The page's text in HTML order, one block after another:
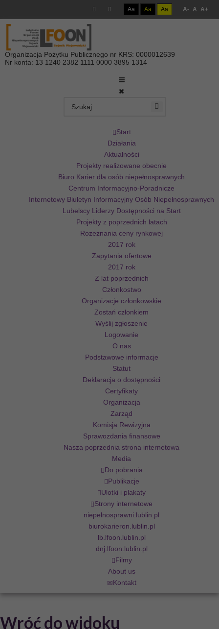
Aa Aa Aa A- A A+
Organizacja Pożytku Publicznego nr KRS: 0000012639
Nr konta: 13 1240 2382 1111 0000 3895 1314
Start
Działania
Aktualności
Projekty realizowane obecnie
Biuro Karier dla osób niepełnosprawnych
Centrum Informacyjno-Poradnicze
Internetowy Biuletyn Informacyjny Osób Niepełnosprawnych
Lubelscy Liderzy Dostępności na Start
Projekty z poprzednich latach
Rozeznania ceny rynkowej
2017 rok
Zapytania ofertowe
2017 rok
Z lat poprzednich
Członkostwo
Organizacje członkowskie
Zostań członkiem
Wyślij zgłoszenie
Logowanie
O nas
Podstawowe informacje
Statut
Deklaracja o dostępności
Certyfikaty
Organizacja
Zarząd
Komisja Rewizyjna
Sprawozdania finansowe
Nasza poprzednia strona internetowa
Media
Do pobrania
Publikacje
Ulotki i plakaty
Strony internetowe
niepelnosprawni.lublin.pl
biurokarieron.lublin.pl
lb.lfoon.lublin.pl
dnj.lfoon.lublin.pl
Filmy
About us
Kontakt
Wróć do widoku